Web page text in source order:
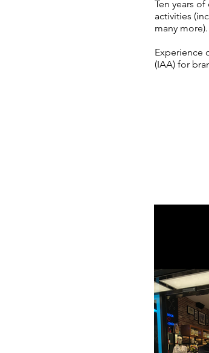
Ten years
activities
many more).
Experience
(IAA) for